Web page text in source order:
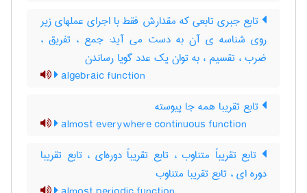
تابع جبری تابعی که مقدارش فقط با اجرای عملهای زیر
روی شناسه ی آن به دست می آید: جمع ، تفریق ،
ضرب ، تقسیم ، به توان یک عدد گویا رساندن
algebraic function
تابع تقریبا همه جا پیوسته
almost everywhere continuous function
تابع تقریباً متناوب ، تابع تقریباً دوره‌ای ، تابع تقریبا
دوره ای ، تابع تقریبا متناوب